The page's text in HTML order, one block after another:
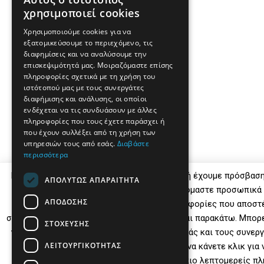
Εμείς και οι συνεργάτες μας αποθηκεύουμε ή έχουμε
σε συσκευές, όπως cookies και επεξεργαζόμαστε
μοναδικά αναγνωριστικά και τυπικές πληροφορίες που
συσκευή για τους σκοπούς που περιγράφονται παρακάτω.
για να συναινέσετε στην επεξεργασία από εμάς και τους
εν λόγω σκοπούς. Εναλλακτικά, μπορείτε να κάνετε κλικ για
συναινέστε ή να αποκτήσετε πρόσβαση σε πιο λεπτομερείς
χρησιμοποιεί cookies
Χρησιμοποιούμε cookies για να
εξατομικεύσουμε το περιεχόμενο, τις
διαφημίσεις και να αναλύσουμε την
επισκεψιμότητά μας. Μοιραζόμαστε επίσης
πληροφορίες σχετικά με τη χρήση του
ιστότοπού μας με τους συνεργάτες
διαφήμισης και ανάλυσης, οι οποίοι
ενδέχεται να τις συνδυάσουν με άλλες
πληροφορίες που τους έχετε παράσχει ή
που έχουν συλλέξει από τη χρήση των
υπηρεσιών τους από εσάς. Διαβάστε
περισσότερα
ΑΠΟΛΎΤΩΣ ΑΠΑΡΑΊΤΗΤΑ
ΑΠΌΔΟΣΗΣ
ΣΤΌΧΕΥΣΗΣ
ΛΕΙΤΟΥΡΓΙΚΌΤΗΤΑΣ